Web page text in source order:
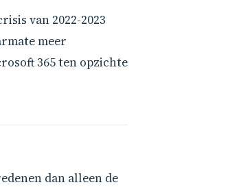
van 2022-2023
meer
365 ten opzichte
dan alleen de